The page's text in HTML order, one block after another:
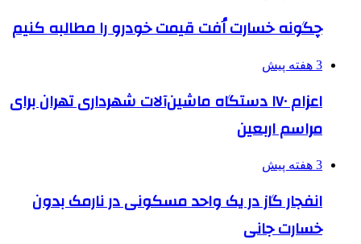
چگونه خسارت اُفت قیمت خودرو را مطالبه کنیم
3 هفته پیش
اعزام ۱۷۰ دستگاه ماشین‌آلات شهرداری تهران برای
مراسم اربعین
3 هفته پیش
انفجار گاز در یک واحد مسکونی در نارمک بدون
خسارت جانی